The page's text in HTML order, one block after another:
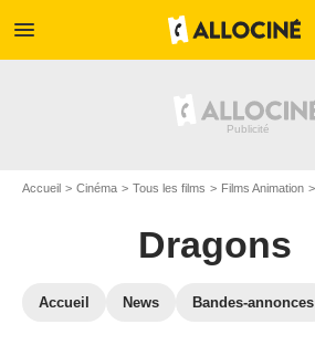
menu
Accueil Cinéma Tous les films Films Animation
Dragons
Accueil News Bandes-annonces